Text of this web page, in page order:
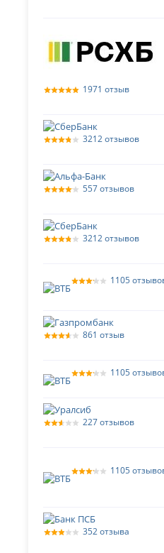
1971 отзыв
3212 отзывов
557 отзывов
3212 отзывов
1105
861 отзыв
1105
227 отзывов
1105
352 отзыва